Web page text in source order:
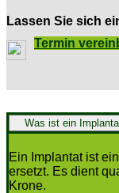
Lassen Sie sich
Termin
Was ist ein
Ein Implantat ist
ersetzt. Es dient
Krone.